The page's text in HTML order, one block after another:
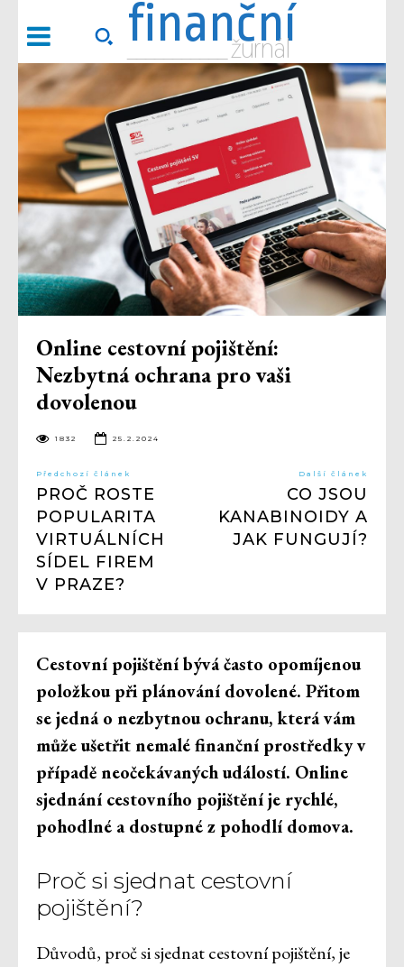
finanční
___________ žurnál
Cestovní pojištění bývá často opomíjenou
položkou při plánování dovolené. Přitom
se jedná o nezbytnou ochranu, která vám
může ušetřit nemalé finanční prostředky v
případě neočekávaných událostí. Online
sjednání cestovního pojištění je rychlé,
pohodlné a dostupné z pohodlí domova.
Proč si sjednat cestovní
pojištění?
Důvodů, proč si sjednat cestovní pojištění, je
Online cestovní pojištění:
Nezbytná ochrana pro vaši
dovolenou
1832 25.2.2024
Předchozí článek
PROČ ROSTE
POPULARITA
VIRTUÁLNÍCH
SÍDEL FIREM
V PRAZE?
Další článek
CO JSOU
KANABINOIDY A
JAK FUNGUJÍ?